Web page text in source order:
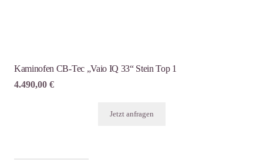
Kaminofen CB-Tec „Vaio IQ 33“ Stein Top 1
4.490,00 €
Jetzt anfragen